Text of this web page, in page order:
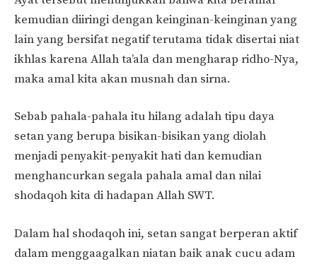
kemudian diiringi dengan keinginan-keinginan yang
lain yang bersifat negatif terutama tidak disertai niat
ikhlas karena Allah ta’ala dan mengharap ridho-Nya,
maka amal kita akan musnah dan sirna.
Sebab pahala-pahala itu hilang adalah tipu daya
setan yang berupa bisikan-bisikan yang diolah
menjadi penyakit-penyakit hati dan kemudian
menghancurkan segala pahala amal dan nilai
shodaqoh kita di hadapan Allah SWT.
Dalam hal shodaqoh ini, setan sangat berperan aktif
dalam menggaagalkan niatan baik anak cucu adam